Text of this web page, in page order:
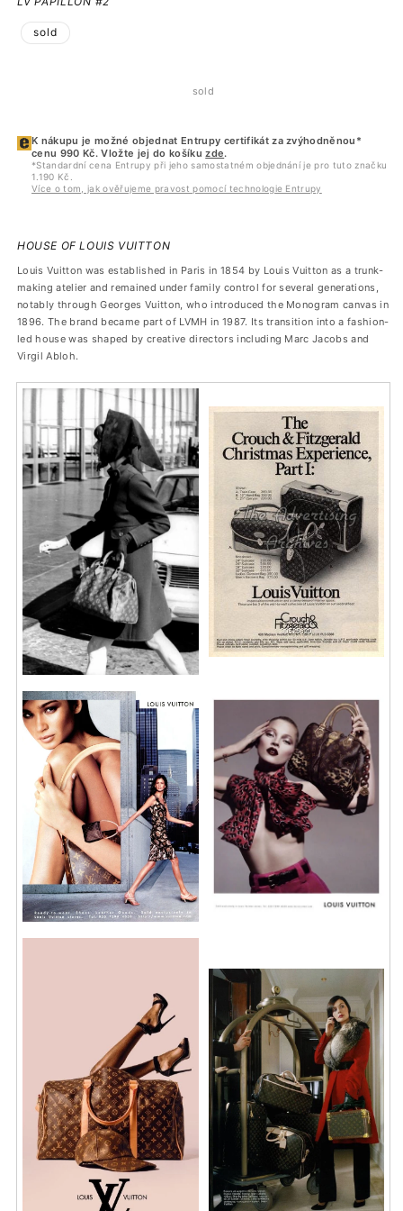
sold
sold
K nákupu je možné objednat Entrupy certifikát za zvýhodněnou*
cenu 990 Kč. Vložte jej do košíkuzde.
*Standardní cena Entrupy při jeho samostatném objednání je pro tuto značku
1.190 Kč.
Více o tom, jak ověřujeme pravost pomocí technologie Entrupy
HOUSE OF LOUIS VUITTON
Louis Vuitton was established in Paris in 1854 by Louis Vuitton as a trunk-
making atelier and remained under family control for several generations,
notably through Georges Vuitton, who introduced the Monogram canvas in
1896. The brand became part of LVMH in 1987. Its transition into a fashion-
led house was shaped by creative directors including Marc Jacobs and
Virgil Abloh.